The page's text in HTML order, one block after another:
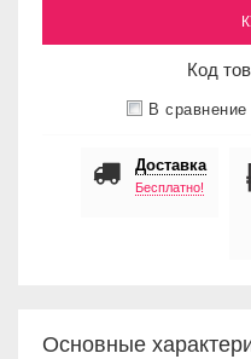
Код
В сравнение
Доставка
Бесплатно!
Основные